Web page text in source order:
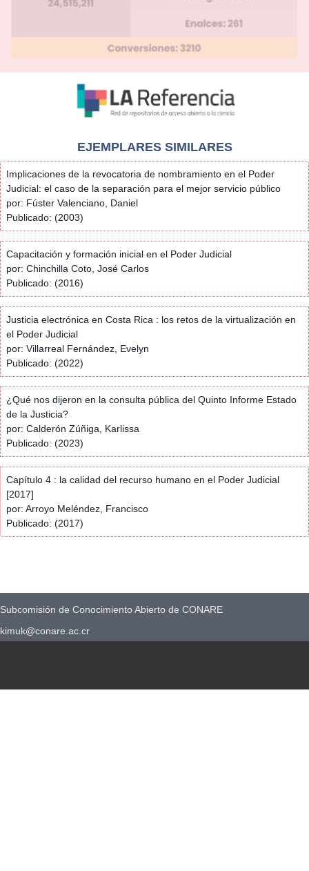
EJEMPLARES SIMILARES
Implicaciones de la revocatoria de nombramiento en el Poder
Judicial: el caso de la separación para el mejor servicio público
por: Fúster Valenciano, Daniel
Publicado: (2003)
Capacitación y formación inicial en el Poder Judicial
por: Chinchilla Coto, José Carlos
Publicado: (2016)
Justicia electrónica en Costa Rica : los retos de la virtualización en
el Poder Judicial
por: Villarreal Fernández, Evelyn
Publicado: (2022)
¿Qué nos dijeron en la consulta pública del Quinto Informe Estado
de la Justicia?
por: Calderón Zúñiga, Karlissa
Publicado: (2023)
Capítulo 4 : la calidad del recurso humano en el Poder Judicial
[2017]
por: Arroyo Meléndez, Francisco
Publicado: (2017)
Subcomisión de Conocimiento Abierto de CONARE
kimuk@conare.ac.cr